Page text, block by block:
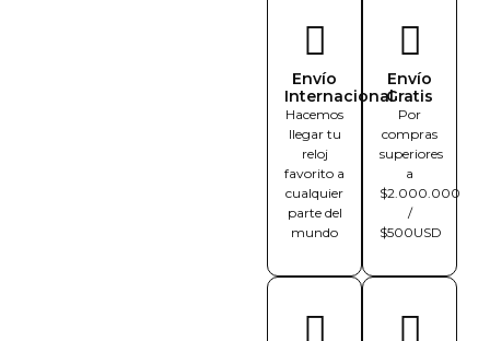
Envío
Internacional
Hacemos
llegar tu
reloj
favorito a
cualquier
parte del
mundo
Envío
Gratis
Por
compras
superiores
a
$2.000.000
/
$500USD